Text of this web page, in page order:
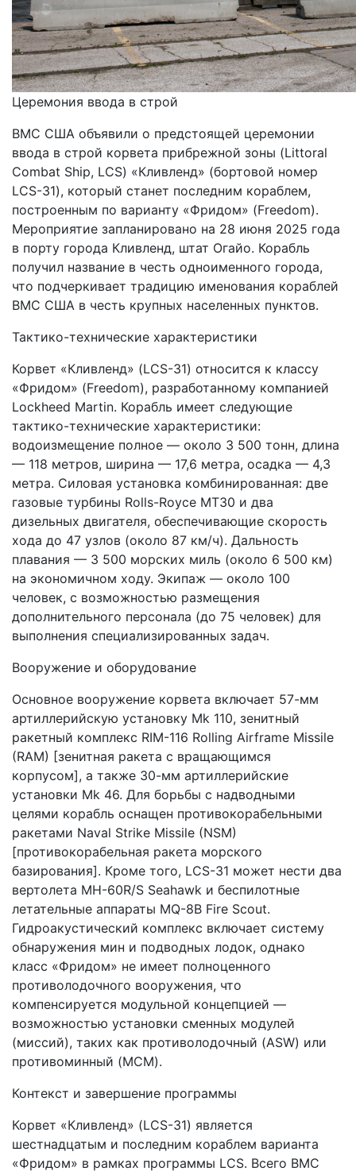
Церемония ввода в строй
ВМС США объявили о предстоящей церемонии
ввода в строй корвета прибрежной зоны (Littoral
Combat Ship, LCS) «Кливленд» (бортовой номер
LCS-31), который станет последним кораблем,
построенным по варианту «Фридом» (Freedom).
Мероприятие запланировано на 28 июня 2025 года
в порту города Кливленд, штат Огайо. Корабль
получил название в честь одноименного города,
что подчеркивает традицию именования кораблей
ВМС США в честь крупных населенных пунктов.
Тактико-технические характеристики
Корвет «Кливленд» (LCS-31) относится к классу
«Фридом» (Freedom), разработанному компанией
Lockheed Martin. Корабль имеет следующие
тактико-технические характеристики:
водоизмещение полное — около 3 500 тонн, длина
— 118 метров, ширина — 17,6 метра, осадка — 4,3
метра. Силовая установка комбинированная: две
газовые турбины Rolls-Royce MT30 и два
дизельных двигателя, обеспечивающие скорость
хода до 47 узлов (около 87 км/ч). Дальность
плавания — 3 500 морских миль (около 6 500 км)
на экономичном ходу. Экипаж — около 100
человек, с возможностью размещения
дополнительного персонала (до 75 человек) для
выполнения специализированных задач.
Вооружение и оборудование
Основное вооружение корвета включает 57-мм
артиллерийскую установку Mk 110, зенитный
ракетный комплекс RIM-116 Rolling Airframe Missile
(RAM) [зенитная ракета с вращающимся
корпусом], а также 30-мм артиллерийские
установки Mk 46. Для борьбы с надводными
целями корабль оснащен противокорабельными
ракетами Naval Strike Missile (NSM)
[противокорабельная ракета морского
базирования]. Кроме того, LCS-31 может нести два
вертолета MH-60R/S Seahawk и беспилотные
летательные аппараты MQ-8B Fire Scout.
Гидроакустический комплекс включает систему
обнаружения мин и подводных лодок, однако
класс «Фридом» не имеет полноценного
противолодочного вооружения, что
компенсируется модульной концепцией —
возможностью установки сменных модулей
(миссий), таких как противолодочный (ASW) или
противоминный (MCM).
Контекст и завершение программы
Корвет «Кливленд» (LCS-31) является
шестнадцатым и последним кораблем варианта
«Фридом» в рамках программы LCS. Всего ВМС